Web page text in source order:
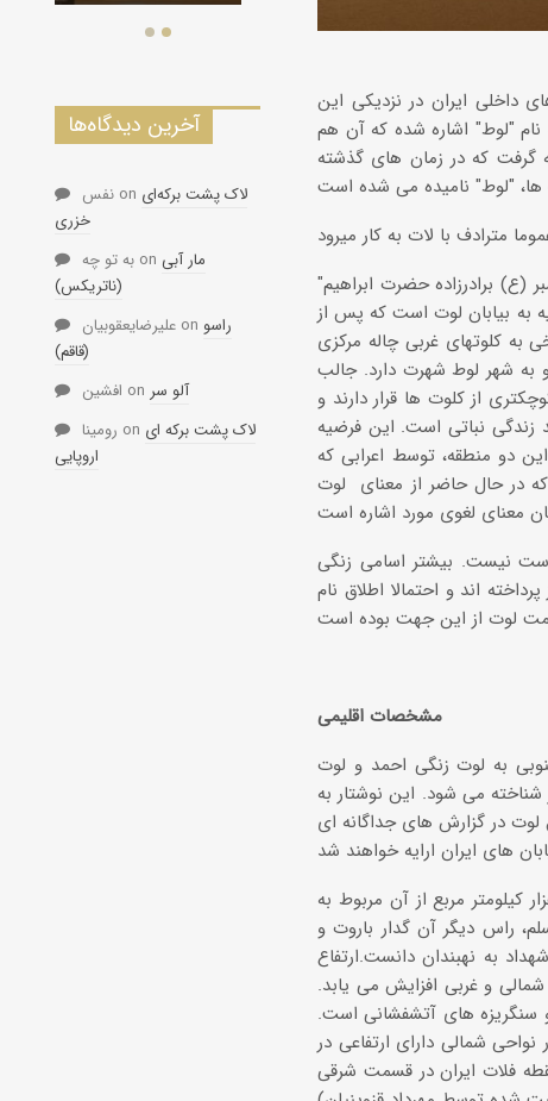
داخلی ایران در نزدیکی این
نام "لوط" اشاره شده که آن هم
گرفت که در زمان های گذشته
"سر پرسی سایکس" بدون ذکر منبعی اشاره کرده است که لوت مشتق از نام لوط پیامبر (ع) برادرزاده حضرت ابراهیم
به بیابان لوت است که پس از
کلوتهای غربی چاله مرکزی
به شهر لوط شهرت دارد. جالب
از کلوت ها قرار دارند و
زندگی نباتی است. این فرضیه
دو منطقه، توسط اعرابی که
که در حال حاضر از معنای لوت
نیست. بیشتر اسامی زنگی
اند و احتمالا اطلاق نام
مشخصات اقلیمی
به لوت زنگی احمد و لوت
می شود. این نوشتار به
در گزارش های جداگانه ای
دارای وسعتی در حدود 80 هزار کیلومتر مربع است که از این مقدار 30 هزار کیلومتر مربع از آن مربوط به
راس دیگر آن گدار باروت و
به نهبندان دانست.ارتفاع
جنوبی آغاز می شود و تا 1000 متر در نواحی شمالی و غربی افزایش می یابد.
های آتشفشانی است.
شمالی دارای ارتفاعی در
فلات ایران در قسمت شرقی
آخرین دیدگاه‌ها
نفس on لاک پشت برکه‌ای
خزری
به تو چه on مار آبی
(ناتریکس)
علیرضایعقوبیان on راسو
(قاقم)
افشین on آلو سر
رومینا on لاک پشت برکه ای
اروپایی